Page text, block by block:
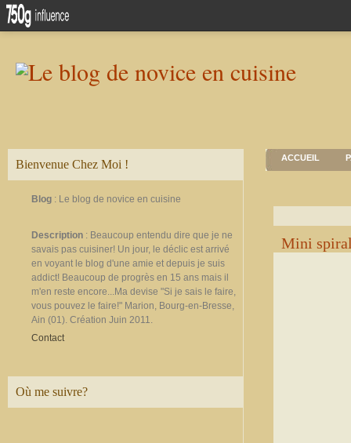
Bienvenue Chez Moi !
Blog : Le blog de novice en cuisine
Description : Beaucoup entendu dire que je ne
savais pas cuisiner! Un jour, le déclic est arrivé
en voyant le blog d'une amie et depuis je suis
addict! Beaucoup de progrès en 15 ans mais il
m'en reste encore...Ma devise "Si je sais le faire,
vous pouvez le faire!" Marion, Bourg-en-Bresse,
Ain (01). Création Juin 2011.
Contact
Où me suivre?
ACCUEIL
Mini